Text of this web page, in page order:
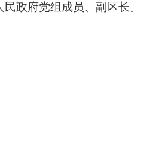
民政府党组成员、副区长。